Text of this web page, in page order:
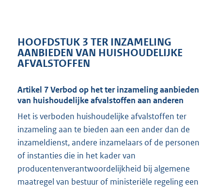
HOOFDSTUK 3 TER INZAMELING
AANBIEDEN VAN HUISHOUDELIJKE
AFVALSTOFFEN
Artikel 7 Verbod op het ter inzameling aanbieden
van huishoudelijke afvalstoffen aan anderen
Het is verboden huishoudelijke afvalstoffen ter
inzameling aan te bieden aan een ander dan de
inzameldienst, andere inzamelaars of de personen
of instanties die in het kader van
producentenverantwoordelijkheid bij algemene
maatregel van bestuur of ministeriële regeling een